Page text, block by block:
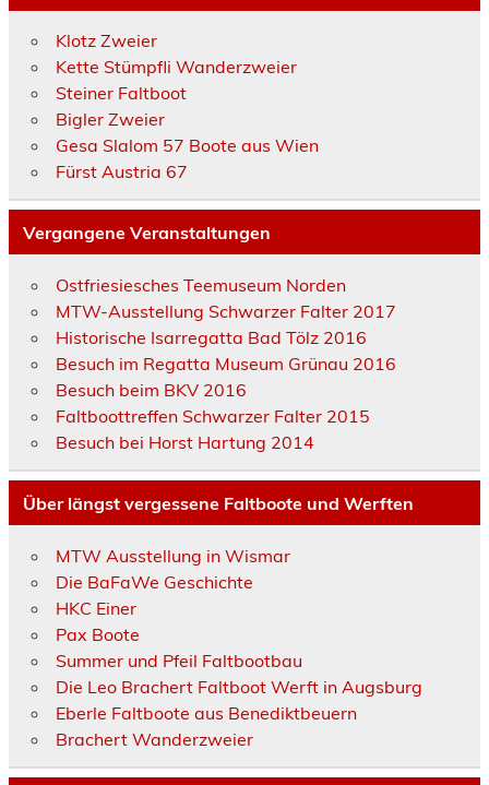
Klotz Zweier
Kette Stümpfli Wanderzweier
Steiner Faltboot
Bigler Zweier
Gesa Slalom 57 Boote aus Wien
Fürst Austria 67
Vergangene Veranstaltungen
Ostfriesiesches Teemuseum Norden
MTW-Ausstellung Schwarzer Falter 2017
Historische Isarregatta Bad Tölz 2016
Besuch im Regatta Museum Grünau 2016
Besuch beim BKV 2016
Faltboottreffen Schwarzer Falter 2015
Besuch bei Horst Hartung 2014
Über längst vergessene Faltboote und Werften
MTW Ausstellung in Wismar
Die BaFaWe Geschichte
HKC Einer
Pax Boote
Summer und Pfeil Faltbootbau
Die Leo Brachert Faltboot Werft in Augsburg
Eberle Faltboote aus Benediktbeuern
Brachert Wanderzweier